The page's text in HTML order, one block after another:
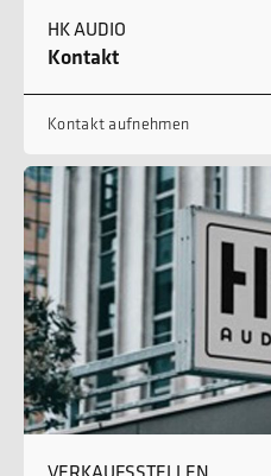
HK AUDIO
Kontakt
Kontakt aufnehmen
VERKAUFSSTELLEN